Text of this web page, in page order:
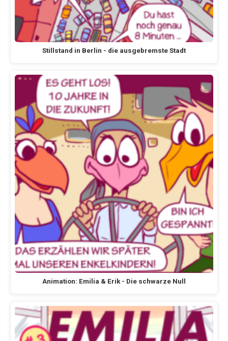
Stillstand in Berlin - die ausgebremste Stadt
Animation: Emilia & Erik - Die schwarze Null